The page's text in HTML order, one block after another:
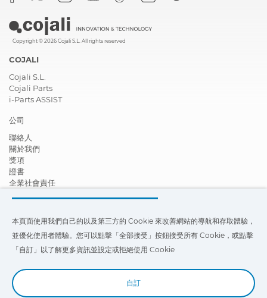
Copyright © 2026 Cojali S.L. All rights reserved
COJALI
Cojali S.L.
Cojali Parts
i-Parts ASSIST
公司
聯絡人
關於我們
獎項
證書
企業社會責任
影片
FAQ - 常見問題
本頁面使用我們自己的以及第三方的 Cookie 來改善我們網站的導航和存
定或拒絕使用 Cookie。
本頁面使用我們自己的以及第三方的 Cookie 來改善網站的導航和存取體驗，
並優化使用者體驗。您可以點擊「全部接受」按鈕接受所有 Cookie，或點擊
「自訂」以了解更多資訊並設定或拒絕使用 Cookie
自訂